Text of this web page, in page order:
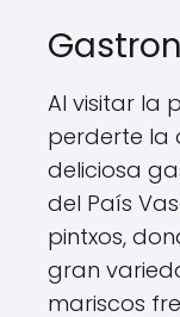
Al visitar la
perderte la
deliciosa
del País
pintxos,
gran
mariscos